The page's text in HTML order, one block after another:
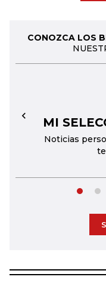
CONOZCA LOS
MI
Noticias
←